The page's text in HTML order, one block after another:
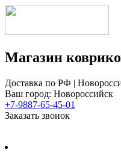
Магазин
Доставка по РФ |
Ваш город: Новороссийск
+7-9887-65-45-01
Заказать звонок